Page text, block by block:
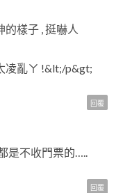
樣子 , 挺嚇人
凌亂ㄚ !&lt;/p&gt;
是不收門票的…..
回覆
回覆